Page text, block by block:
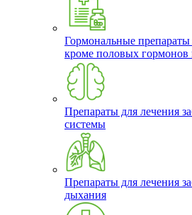
Гормональные препараты
кроме половых гормонов
Препараты для лечения
системы
Препараты для лечения
дыхания